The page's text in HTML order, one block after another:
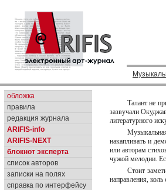
обложка
правила
редакция журнала
ARIFIS-info
ARIFIS-NEXT
блокнот эксперта
список авторов
записки на полях
справка по интерфейсу
Талант не
зазвучали
литературного
накапливать и
или авторам
чужой мелодии.
Стоит
направления, коль